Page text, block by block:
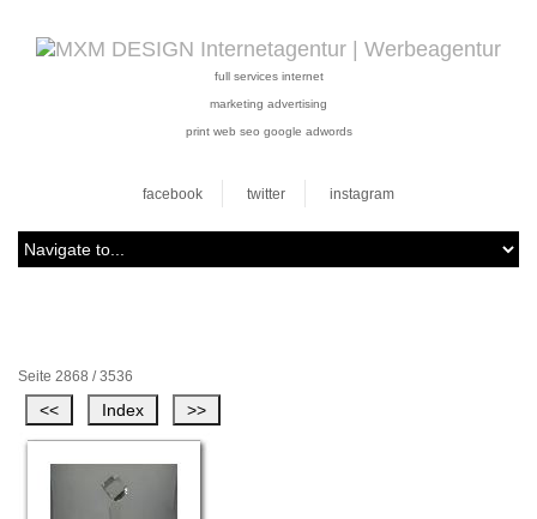
full services internet
marketing advertising
print web seo google adwords
facebook twitter instagram
Seite 2868 / 3536